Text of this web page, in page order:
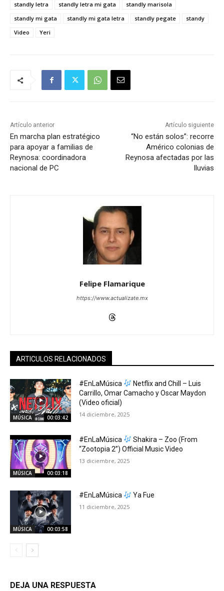
standly letra
standly letra mi gata
standly marisola
standly mi gata
standly mi gata letra standly pegate
standy
Video
Yeri
Artículo anterior
En marcha plan estratégico
para apoyar a familias de
Reynosa: coordinadora
nacional de PC
Artículo siguiente
“No están solos”: recorre
Américo colonias de
Reynosa afectadas por las
lluvias
Felipe Flamarique
https://www.actualizate.mx
ARTICULOS RELACIONADOS
MÚSICA 00:03:42
#EnLaMúsica
Netflix and Chill – Luis
Carrillo, Omar Camacho y Oscar Maydon
(Video oficial)
14 diciembre, 2025
MÚSICA 00:03:18
#EnLaMúsica
Shakira – Zoo (From
“Zootopia 2”) Official Music Video
13 diciembre, 2025
MÚSICA 00:03:58
#EnLaMúsica Ya Fue
11 diciembre, 2025
DEJA UNA RESPUESTA